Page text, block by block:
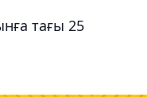
тағы 25